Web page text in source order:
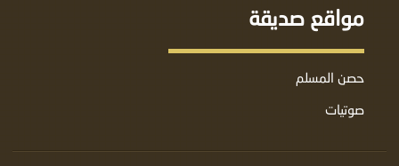
مواقع صديقة
حصن المسلم
صوتيات